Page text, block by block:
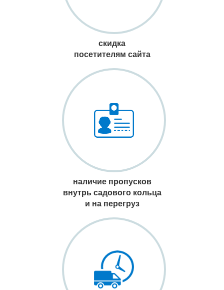
скидка
посетителям сайта
наличие пропусков
внутрь садового кольца
и на перегруз